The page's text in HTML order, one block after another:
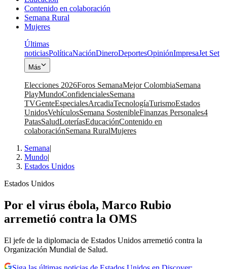
Contenido en colaboración
Semana Rural
Mujeres
Últimas
noticiasPolíticaNaciónDineroDeportesOpiniónImpresaJet Set
Más
Elecciones 2026Foros SemanaMejor ColombiaSemana
PlayMundoConfidencialesSemana
TVGenteEspecialesArcadiaTecnologíaTurismoEstados
UnidosVehículosSemana SostenibleFinanzas Personales4
PatasSaludLoteríasEducaciónContenido en
colaboraciónSemana RuralMujeres
Semana|
Mundo|
Estados Unidos
Estados Unidos
Por el virus ébola, Marco Rubio
arremetió contra la OMS
El jefe de la diplomacia de Estados Unidos arremetió contra la
Organización Mundial de Salud.